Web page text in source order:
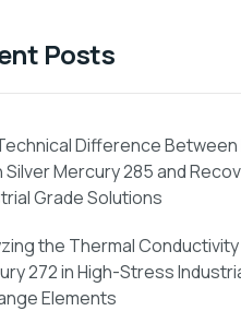
Posts
Difference Between
Silver Mercury 285 and
Grade Solutions
the Thermal
272 in High-Stress
Elements